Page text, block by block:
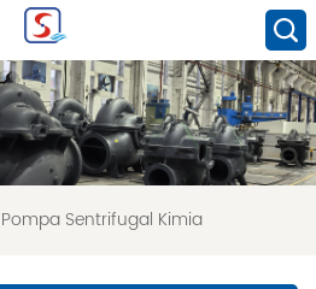
Pompa Sentrifugal Kimia